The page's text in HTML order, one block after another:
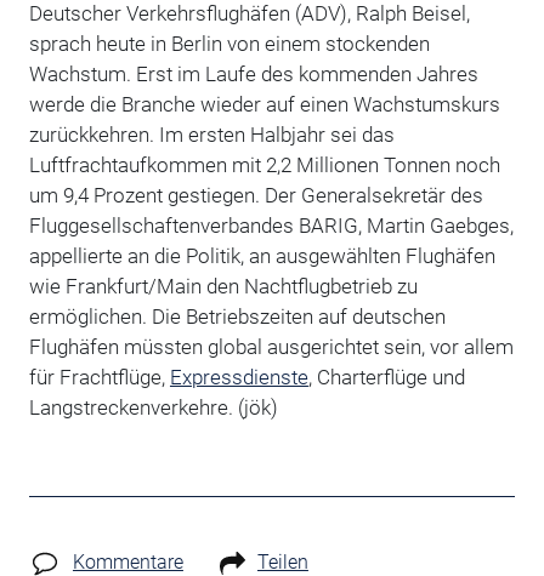
Deutscher Verkehrsflughäfen (ADV), Ralph Beisel,
sprach heute in Berlin von einem stockenden
Wachstum. Erst im Laufe des kommenden Jahres
werde die Branche wieder auf einen Wachstumskurs
zurückkehren. Im ersten Halbjahr sei das
Luftfrachtaufkommen mit 2,2 Millionen Tonnen noch
um 9,4 Prozent gestiegen. Der Generalsekretär des
Fluggesellschaftenverbandes BARIG, Martin Gaebges,
appellierte an die Politik, an ausgewählten Flughäfen
wie Frankfurt/Main den Nachtflugbetrieb zu
ermöglichen. Die Betriebszeiten auf deutschen
Flughäfen müssten global ausgerichtet sein, vor allem
für Frachtflüge, Expressdienste, Charterflüge und
Langstreckenverkehre. (jök)
Kommentare Teilen